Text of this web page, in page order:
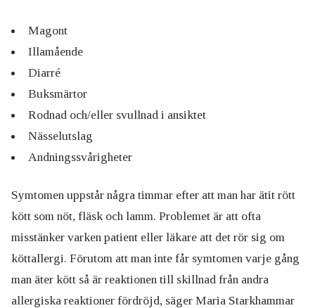
Magont
Illamående
Diarré
Buksmärtor
Rodnad och/eller svullnad i ansiktet
Nässelutslag
Andningssvårigheter
Symtomen uppstår några timmar efter att man har ätit rött
kött som nöt, fläsk och lamm. Problemet är att ofta
misstänker varken patient eller läkare att det rör sig om
köttallergi. Förutom att man inte får symtomen varje gång
man äter kött så är reaktionen till skillnad från andra
allergiska reaktioner fördröjd, säger Maria Starkhammar